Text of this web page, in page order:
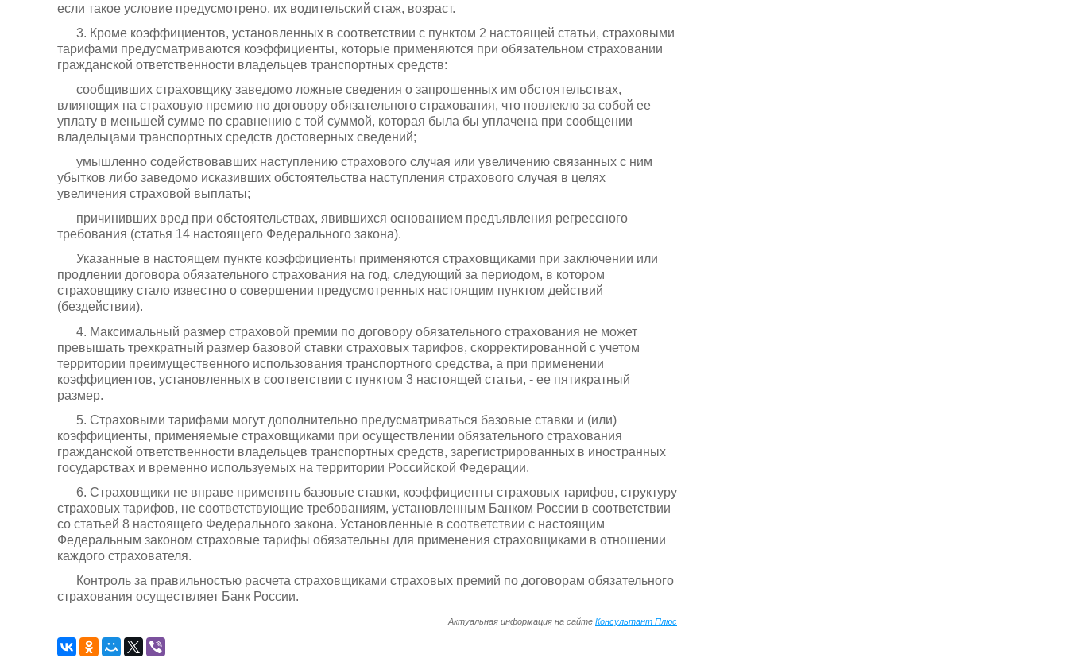
если такое условие предусмотрено, их водительский стаж, возраст.
3. Кроме коэффициентов, установленных в соответствии с пунктом 2 настоящей статьи, страховыми
тарифами предусматриваются коэффициенты, которые применяются при обязательном страховании
гражданской ответственности владельцев транспортных средств:
сообщивших страховщику заведомо ложные сведения о запрошенных им обстоятельствах,
влияющих на страховую премию по договору обязательного страхования, что повлекло за собой ее
уплату в меньшей сумме по сравнению с той суммой, которая была бы уплачена при сообщении
владельцами транспортных средств достоверных сведений;
умышленно содействовавших наступлению страхового случая или увеличению связанных с ним
убытков либо заведомо исказивших обстоятельства наступления страхового случая в целях
увеличения страховой выплаты;
причинивших вред при обстоятельствах, явившихся основанием предъявления регрессного
требования (статья 14 настоящего Федерального закона).
Указанные в настоящем пункте коэффициенты применяются страховщиками при заключении или
продлении договора обязательного страхования на год, следующий за периодом, в котором
страховщику стало известно о совершении предусмотренных настоящим пунктом действий
(бездействии).
4. Максимальный размер страховой премии по договору обязательного страхования не может
превышать трехкратный размер базовой ставки страховых тарифов, скорректированной с учетом
территории преимущественного использования транспортного средства, а при применении
коэффициентов, установленных в соответствии с пунктом 3 настоящей статьи, - ее пятикратный
размер.
5. Страховыми тарифами могут дополнительно предусматриваться базовые ставки и (или)
коэффициенты, применяемые страховщиками при осуществлении обязательного страхования
гражданской ответственности владельцев транспортных средств, зарегистрированных в иностранных
государствах и временно используемых на территории Российской Федерации.
6. Страховщики не вправе применять базовые ставки, коэффициенты страховых тарифов, структуру
страховых тарифов, не соответствующие требованиям, установленным Банком России в соответствии
со статьей 8 настоящего Федерального закона. Установленные в соответствии с настоящим
Федеральным законом страховые тарифы обязательны для применения страховщиками в отношении
каждого страхователя.
Контроль за правильностью расчета страховщиками страховых премий по договорам обязательного
страхования осуществляет Банк России.
Актуальная информация на сайте Консультант Плюс